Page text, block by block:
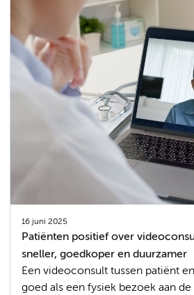
16 juni 2025
Patiënten positief over
sneller, goedkoper en duurzamer
Een videoconsult tussen patiënt
goed als een fysiek bezoek aan